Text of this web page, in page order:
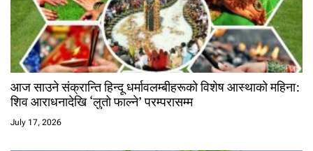
आज साउने संक्रान्ति हिन्दू धर्मावलम्बीहरूको विशेष आस्थाको महिना:
शिव आराधनादेखि ‘लुतो फाल्ने’ परम्परासम्म
July 17, 2026